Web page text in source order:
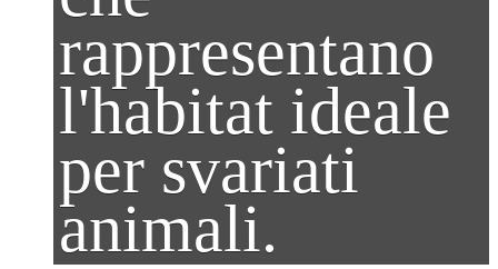
rappresentano
l'habitat ideale
per svariati
animali.